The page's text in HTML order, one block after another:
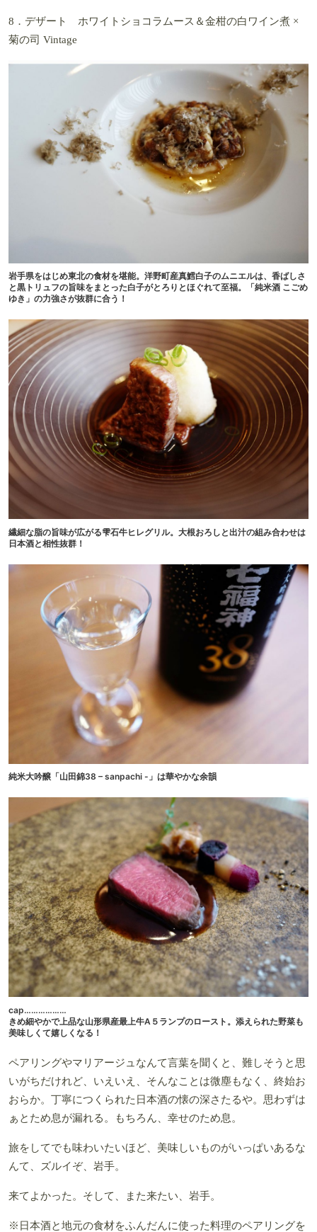
8．デザート ホワイトショコラムース＆金柑の白ワイン煮 ×
菊の司 Vintage
岩手県をはじめ東北の食材を堪能。洋野町産真鱈白子のムニエルは、香ばしさ
と黒トリュフの旨味をまとった白子がとろりとほぐれて至福。「純米酒 こごめ
ゆき」の力強さが抜群に合う！
繊細な脂の旨味が広がる雫石牛ヒレグリル。大根おろしと出汁の組み合わせは
日本酒と相性抜群！
純米大吟醸「山田錦38 – sanpachi -」は華やかな余韻
cap………………
きめ細やかで上品な山形県産最上牛A５ランプのロースト。添えられた野菜も
美味しくて嬉しくなる！
ペアリングやマリアージュなんて言葉を聞くと、難しそうと思
いがちだけれど、いえいえ、そんなことは微塵もなく、終始お
おらか。丁寧につくられた日本酒の懐の深さたるや。思わずは
ぁとため息が漏れる。もちろん、幸せのため息。
旅をしてでも味わいたいほど、美味しいものがいっぱいあるな
んて、ズルイぞ、岩手。
来てよかった。そして、また来たい、岩手。
※日本酒と地元の食材をふんだんに使った料理のペアリングを